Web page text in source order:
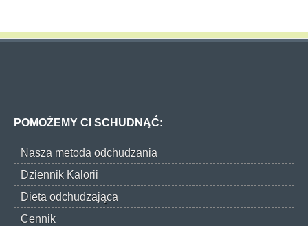
POMOŻEMY CI SCHUDNĄĆ:
Nasza metoda odchudzania
Dziennik Kalorii
Dieta odchudzająca
Cennik